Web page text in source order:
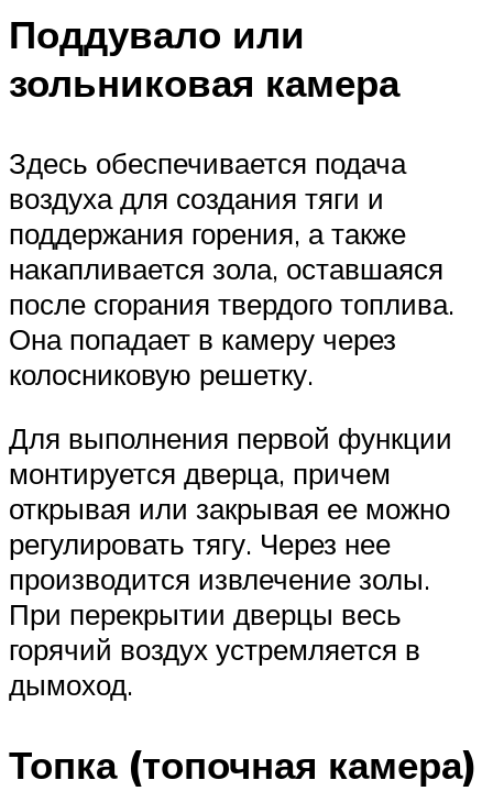
Поддувало или
зольниковая камера
Здесь обеспечивается подача
воздуха для создания тяги и
поддержания горения, а также
накапливается зола, оставшаяся
после сгорания твердого топлива.
Она попадает в камеру через
колосниковую решетку.
Для выполнения первой функции
монтируется дверца, причем
открывая или закрывая ее можно
регулировать тягу. Через нее
производится извлечение золы.
При перекрытии дверцы весь
горячий воздух устремляется в
дымоход.
Топка (топочная камера)